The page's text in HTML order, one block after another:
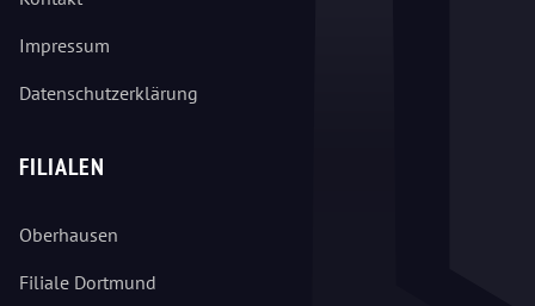
Impressum
Datenschutzerklärung
FILIALEN
Oberhausen
Filiale Dortmund